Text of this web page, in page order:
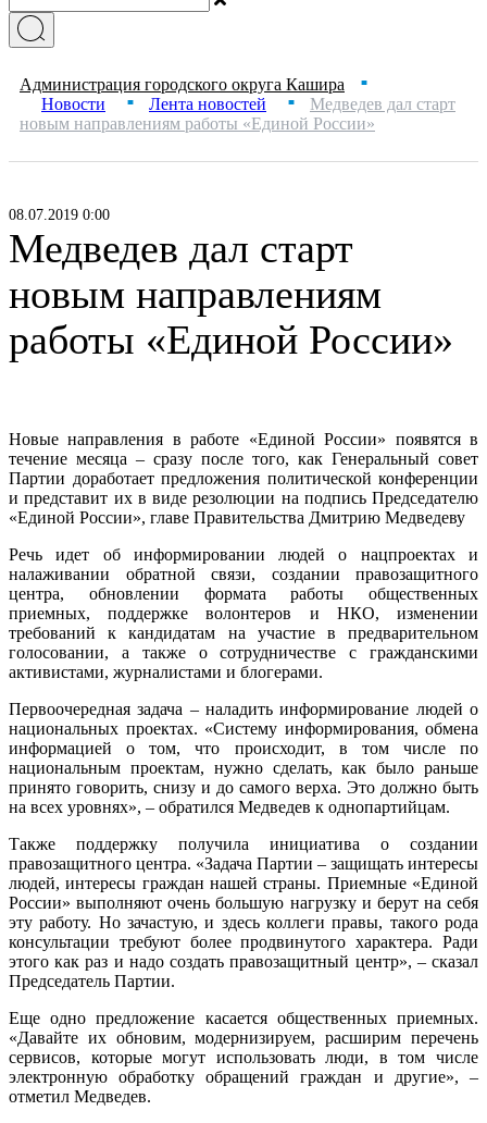
Администрация городского округа Кашира ■
Новости ■ Лента новостей ■
Медведев дал старт
новым направлениям работы «Единой России»
08.07.2019 0:00
Медведев дал старт
новым направлениям
работы «Единой России»
Новые направления в работе «Единой России» появятся в
течение месяца – сразу после того, как Генеральный совет
Партии доработает предложения политической конференции
и представит их в виде резолюции на подпись Председателю
«Единой России», главе Правительства Дмитрию Медведеву
Речь идет об информировании людей о нацпроектах и
налаживании обратной связи, создании правозащитного
центра, обновлении формата работы общественных
приемных, поддержке волонтеров и НКО, изменении
требований к кандидатам на участие в предварительном
голосовании, а также о сотрудничестве с гражданскими
активистами, журналистами и блогерами.
Первоочередная задача – наладить информирование людей о
национальных проектах. «Систему информирования, обмена
информацией о том, что происходит, в том числе по
национальным проектам, нужно сделать, как было раньше
принято говорить, снизу и до самого верха. Это должно быть
на всех уровнях», – обратился Медведев к однопартийцам.
Также поддержку получила инициатива о создании
правозащитного центра. «Задача Партии – защищать интересы
людей, интересы граждан нашей страны. Приемные «Единой
России» выполняют очень большую нагрузку и берут на себя
эту работу. Но зачастую, и здесь коллеги правы, такого рода
консультации требуют более продвинутого характера. Ради
этого как раз и надо создать правозащитный центр», – сказал
Председатель Партии.
Еще одно предложение касается общественных приемных.
«Давайте их обновим, модернизируем, расширим перечень
сервисов, которые могут использовать люди, в том числе
электронную обработку обращений граждан и другие», –
отметил Медведев.